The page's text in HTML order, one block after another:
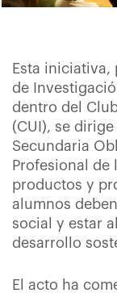
Esta
de
dentro del
(CUI), se
Secundaria
Profesional de
productos y
alumnos
social y estar
desarrollo
El acto ha